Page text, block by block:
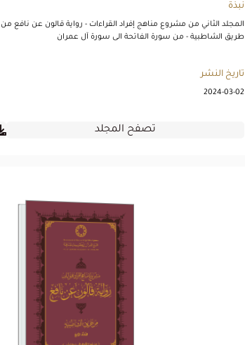
نبذة
المجلد الثاني من مشروع مناهج إفراد القراءات - رواية قالون عن نافع من
طريق الشاطبية - من سورة الفاتحة الى سورة آل عمران
تاريخ النشر
2024-03-02
تصفح المجلد
رواية قالون عن نافع
من طريق الشاطبية -
المجلد الرابع
تصفح المجلد